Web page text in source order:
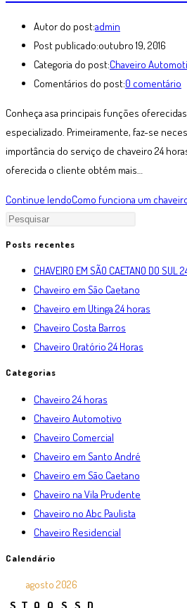
Autor do post:admin
Post publicado:outubro 19, 2016
Categoria do post:Chaveiro
Comentários do post:0 comentário
Conheça asa principais funções
especializado. Primeiramente, faz-se
importância do serviço de chaveiro 24
oferecida o cliente obtém mais…
Continue lendoComo funciona um
Posts recentes
CHAVEIRO EM SÃO CAETANO DO SUL
Chaveiro em São Caetano
Chaveiro em Utinga 24 horas
Chaveiro Costa Barros
Chaveiro Oratório 24 Horas
Categorias
Chaveiro 24 horas
Chaveiro Automotivo
Chaveiro Comercial
Chaveiro em Santo André
Chaveiro em São Caetano
Chaveiro na Vila Prudente
Chaveiro no Abc Paulista
Chaveiro Residencial
Calendário
agosto 2026